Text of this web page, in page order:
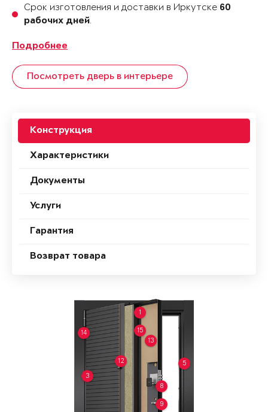
Срок изготовления и доставки в Иркутске 60
рабочих дней.
Подробнее
Посмотреть дверь в интерьере
Конструкция
Характеристики
Документы
Услуги
Гарантия
Возврат товара
1
3
5
8
9
12
13
14 15